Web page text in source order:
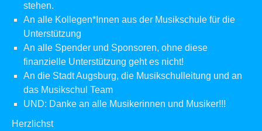
stehen.
An alle Kollegen*Innen aus der Musikschule für die
Unterstützung
An alle Spender und Sponsoren, ohne diese
finanzielle Unterstützung geht es nicht!
An die Stadt Augsburg, die Musikschulleitung und an
das Musikschul Team
UND: Danke an alle Musikerinnen und Musiker!!!
Herzlichst